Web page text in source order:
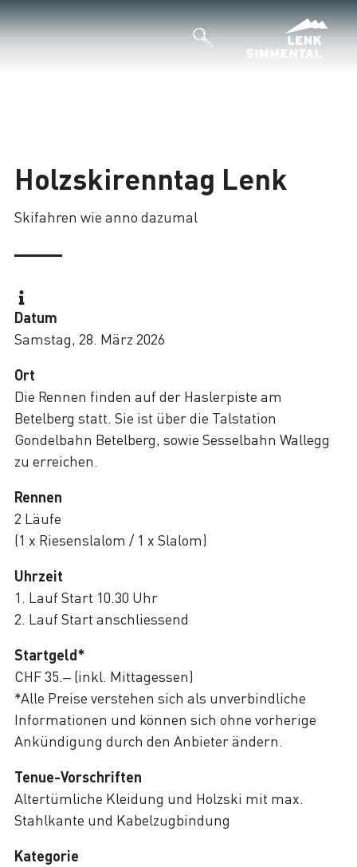
Holzskirenntag Lenk
Skifahren wie anno dazumal
Datum
Samstag, 28. März 2026
Ort
Die Rennen finden auf der Haslerpiste am
Betelberg statt. Sie ist über die Talstation
Gondelbahn Betelberg, sowie Sesselbahn Wallegg
zu erreichen.
Rennen
2 Läufe
(1 x Riesenslalom / 1 x Slalom)
Uhrzeit
1. Lauf Start 10.30 Uhr
2. Lauf Start anschliessend
Startgeld*
CHF 35.– (inkl. Mittagessen)
*Alle Preise verstehen sich als unverbindliche
Informationen und können sich ohne vorherige
Ankündigung durch den Anbieter ändern.
Tenue-Vorschriften
Altertümliche Kleidung und Holzski mit max.
Stahlkante und Kabelzugbindung
Kategorie